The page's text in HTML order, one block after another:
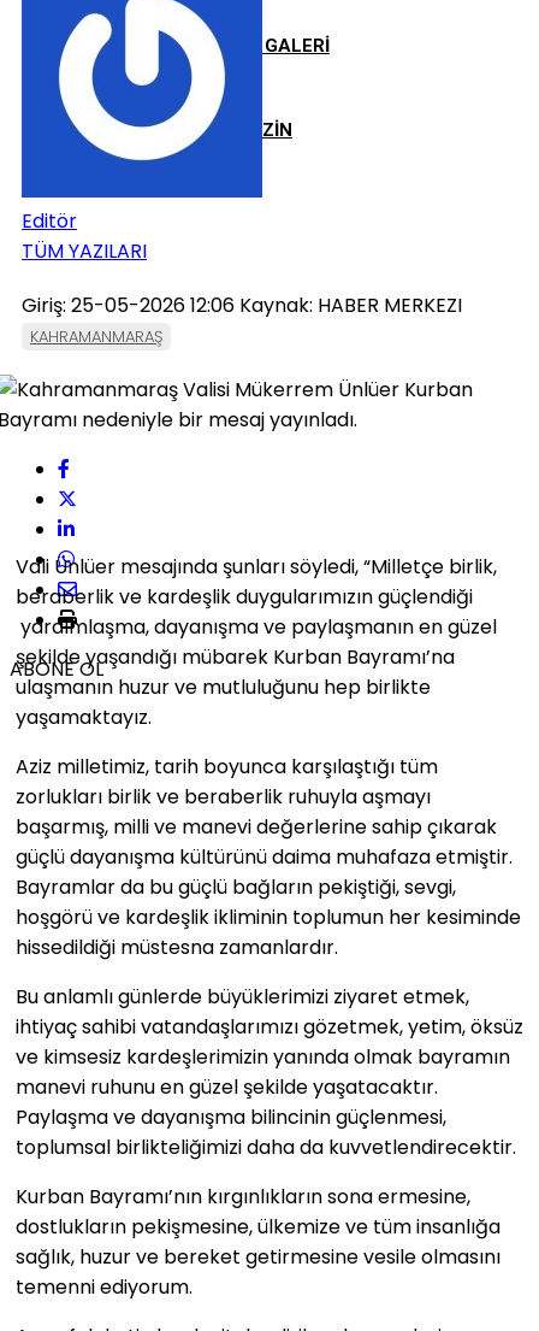
VİDEO GALERİ
MAGAZİN
Editör
TÜM YAZILARI
Giriş: 25-05-2026 12:06 Kaynak: HABER MERKEZI
KAHRAMANMARAŞ
ABONE OL
Vali Ünlüer mesajında şunları söyledi, “Milletçe birlik,
beraberlik ve kardeşlik duygularımızın güçlendiği
yardımlaşma, dayanışma ve paylaşmanın en güzel
şekilde yaşandığı mübarek Kurban Bayramı’na
ulaşmanın huzur ve mutluluğunu hep birlikte
yaşamaktayız.
Aziz milletimiz, tarih boyunca karşılaştığı tüm
zorlukları birlik ve beraberlik ruhuyla aşmayı
başarmış, milli ve manevi değerlerine sahip çıkarak
güçlü dayanışma kültürünü daima muhafaza etmiştir.
Bayramlar da bu güçlü bağların pekiştiği, sevgi,
hoşgörü ve kardeşlik ikliminin toplumun her kesiminde
hissedildiği müstesna zamanlardır.
Bu anlamlı günlerde büyüklerimizi ziyaret etmek,
ihtiyaç sahibi vatandaşlarımızı gözetmek, yetim, öksüz
ve kimsesiz kardeşlerimizin yanında olmak bayramın
manevi ruhunu en güzel şekilde yaşatacaktır.
Paylaşma ve dayanışma bilincinin güçlenmesi,
toplumsal birlikteliğimizi daha da kuvvetlendirecektir.
Kurban Bayramı’nın kırgınlıkların sona ermesine,
dostlukların pekişmesine, ülkemize ve tüm insanlığa
sağlık, huzur ve bereket getirmesine vesile olmasını
temenni ediyorum.